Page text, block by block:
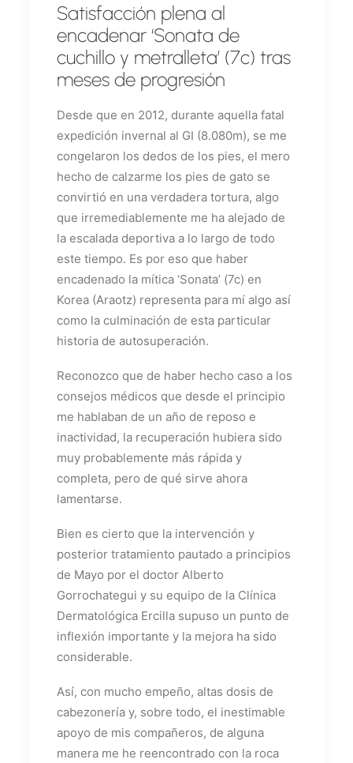
Satisfacción plena al
encadenar ‘Sonata de
cuchillo y metralleta’ (7c) tras
meses de progresión
Desde que en 2012, durante aquella fatal
expedición invernal al GI (8.080m), se me
congelaron los dedos de los pies, el mero
hecho de calzarme los pies de gato se
convirtió en una verdadera tortura, algo
que irremediablemente me ha alejado de
la escalada deportiva a lo largo de todo
este tiempo. Es por eso que haber
encadenado la mítica ‘Sonata’ (7c) en
Korea (Araotz) representa para mí algo así
como la culminación de esta particular
historia de autosuperación.
Reconozco que de haber hecho caso a los
consejos médicos que desde el principio
me hablaban de un año de reposo e
inactividad, la recuperación hubiera sido
muy probablemente más rápida y
completa, pero de qué sirve ahora
lamentarse.
Bien es cierto que la intervención y
posterior tratamiento pautado a principios
de Mayo por el doctor Alberto
Gorrochategui y su equipo de la Clínica
Dermatológica Ercilla supuso un punto de
inflexión importante y la mejora ha sido
considerable.
Así, con mucho empeño, altas dosis de
cabezonería y, sobre todo, el inestimable
apoyo de mis compañeros, de alguna
manera me he reencontrado con la roca